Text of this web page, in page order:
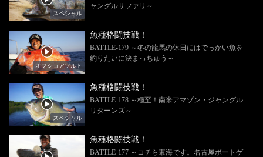
スペシャル
ャングルサファリ～
オフショアソルト
魚種格闘技戦！
BATTLE-179 ～冬の龍馬の休日にはでっかい魚を
釣りたいに決まっちゅう～
スペシャル
魚種格闘技戦！
BATTLE-178 ～極至！南米アマゾン・ジャングル
リターンズ～
魚種格闘技戦！
BATTLE-177 ～コチら東海です。名古屋ボートゲ